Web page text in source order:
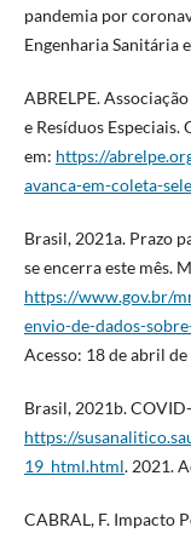
pandemia por
Engenharia Sanitária
ABRELPE.
e Resíduos
em: https://
avanca-em-coleta-
Brasil, 2021a. Prazo
se encerra este mês.
https://www.gov.br/
envio-de-dados-
Acesso: 18 de abril
Brasil, 2021b.
https://
19_html.html. 2021.
CABRAL, F. Impacto